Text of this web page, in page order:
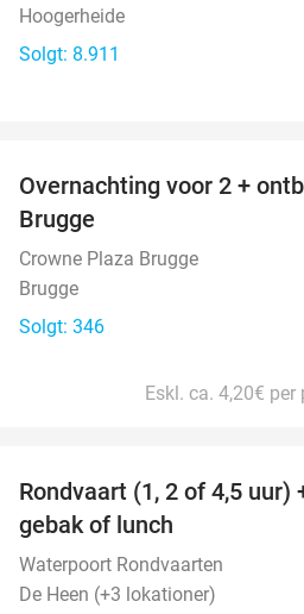
Hoogerheide
Solgt: 8.911
Overnachting voor 2 +
Brugge
Crowne Plaza Brugge
Brugge
Solgt: 346
Eskl. ca. 4,20€
Rondvaart (1, 2 of 4,5
gebak of lunch
Waterpoort Rondvaarten
De Heen (+3 lokationer)